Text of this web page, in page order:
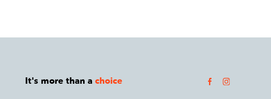
It's more than achoice